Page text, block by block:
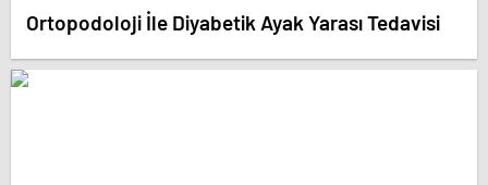
Ortopodoloji İle Diyabetik Ayak Yarası Tedavisi